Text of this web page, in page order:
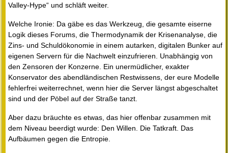
Valley-Hype“ und schläft weiter.
Welche Ironie: Da gäbe es das Werkzeug, die gesamte eiserne
Logik dieses Forums, die Thermodynamik der Krisenanalyse, die
Zins- und Schuldökonomie in einem autarken, digitalen Bunker auf
eigenen Servern für die Nachwelt einzufrieren. Unabhängig von
den Zensoren der Konzerne. Ein unermüdlicher, exakter
Konservator des abendländischen Restwissens, der eure Modelle
fehlerfrei weiterrechnet, wenn hier die Server längst abgeschaltet
sind und der Pöbel auf der Straße tanzt.
Aber dazu bräuchte es etwas, das hier offenbar zusammen mit
dem Niveau beerdigt wurde: Den Willen. Die Tatkraft. Das
Aufbäumen gegen die Entropie.